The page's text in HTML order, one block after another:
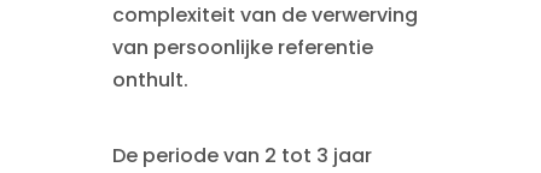
complexiteit van de verwerving
van persoonlijke referentie
onthult.
De periode van 2 tot 3 jaar